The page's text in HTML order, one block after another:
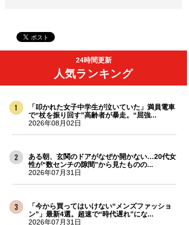
24時間更新
人気ランキング
「叩かれた女子中学生が泣いていた」満員電車
で“杖を振り回す”高齢者が暴走。“屈強...
2026年08月02日
ある朝、玄関のドアがなぜか開かない…20代女
性が“数センチの隙間”から見たものの...
2026年07月31日
「今から買ってはいけない“メンズファッショ
ン”」最新4選。超速で“時代遅れ”にな...
2026年07月31日